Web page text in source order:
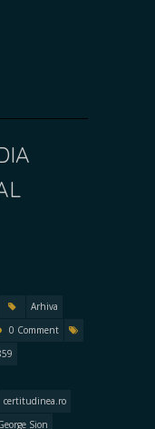
Arhiva
0 Comment
certitudinea.ro
Sion